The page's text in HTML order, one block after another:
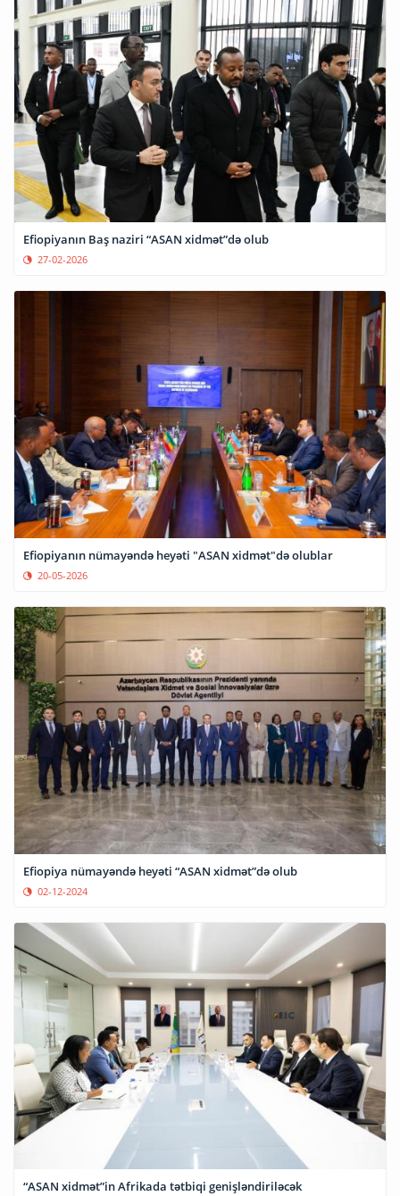
Efiopiyanın Baş naziri “ASAN xidmət”də olub
27-02-2026
Efiopiyanın nümayəndə heyəti "ASAN xidmət"də olublar
20-05-2026
Efiopiya nümayəndə heyəti “ASAN xidmət”də olub
02-12-2024
“ASAN xidmət”in Afrikada tətbiqi genişləndiriləcək